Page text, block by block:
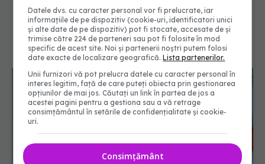
Datele dvs. cu caracter personal vor fi prelucrate, iar
informațiile de pe dispozitiv (cookie-uri, identificatori unici
și alte date de pe dispozitiv) pot fi stocate, accesate de și
trimise către 224 de parteneri sau pot fi folosite în mod
specific de acest site. Noi și partenerii noștri putem folosi
date exacte de localizare geografică.Lista partenerilor.
Unii furnizori vă pot prelucra datele cu caracter personal în
interes legitim, față de care puteți obiecta prin gestionarea
opțiunilor de mai jos. Căutați un link în partea de jos a
acestei pagini pentru a gestiona sau a vă retrage
consimțământul în setările de confidențialitate și cookie-
uri.
Consimțământ